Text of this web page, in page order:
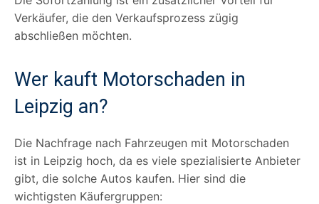
Verkäufer, die den Verkaufsprozess zügig
abschließen möchten.
Wer kauft Motorschaden in
Leipzig an?
Die Nachfrage nach Fahrzeugen mit Motorschaden
ist in Leipzig hoch, da es viele spezialisierte Anbieter
gibt, die solche Autos kaufen. Hier sind die
wichtigsten Käufergruppen: